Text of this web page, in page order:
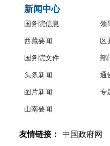
新闻中心
国务院信息
西藏要闻
国务院文件
头条新闻
图片新闻
山南要闻
领
区
部
通
专
友情链接： 中国政府网